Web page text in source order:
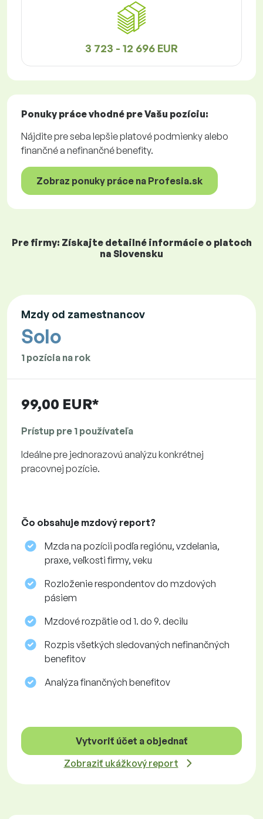
3 723 - 12 696 EUR
Ponuky prácevhodné pre Vašu pozíciu:
Nájdite pre seba lepšie platové podmienky alebo
finančné a nefinančné benefity.
Zobraz ponuky práce na Profesia.sk
Pre firmy: Získajte detailné informácie o platoch
na Slovensku
Mzdy od zamestnancov
Solo
1 pozícia na rok
99,00 EUR*
Prístup pre 1 používateľa
Ideálne pre jednorazovú analýzu konkrétnej
pracovnej pozície.
Čo obsahuje mzdový report?
Mzda na pozícii podľa regiónu, vzdelania,
praxe, veľkosti firmy, veku
Rozloženie respondentov do mzdových
pásiem
Mzdové rozpätie od 1. do 9. decilu
Rozpis všetkých sledovaných nefinančných
benefitov
Analýza finančných benefitov
Vytvoriť účet a objednať
Zobraziť ukážkový report